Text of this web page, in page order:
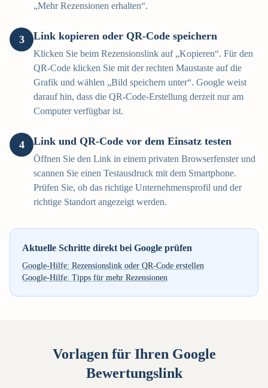
„Mehr Rezensionen erhalten“.
3 Link kopieren oder QR-Code speichern
Klicken Sie beim Rezensionslink auf „Kopieren“. Für den
QR-Code klicken Sie mit der rechten Maustaste auf die
Grafik und wählen „Bild speichern unter“. Google weist
darauf hin, dass die QR-Code-Erstellung derzeit nur am
Computer verfügbar ist.
4 Link und QR-Code vor dem Einsatz testen
Öffnen Sie den Link in einem privaten Browserfenster und
scannen Sie einen Testausdruck mit dem Smartphone.
Prüfen Sie, ob das richtige Unternehmensprofil und der
richtige Standort angezeigt werden.
Aktuelle Schritte direkt bei Google prüfen
Google-Hilfe: Rezensionslink oder QR-Code erstellen
Google-Hilfe: Tipps für mehr Rezensionen
Vorlagen für Ihren Google
Bewertungslink